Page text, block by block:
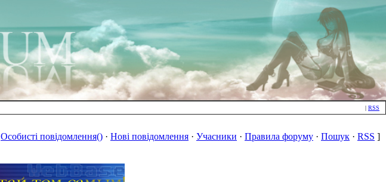
| RSS
Особисті повідомлення() · Нові повідомлення · Учасники · Правила форуму · Пошук · RSS ]